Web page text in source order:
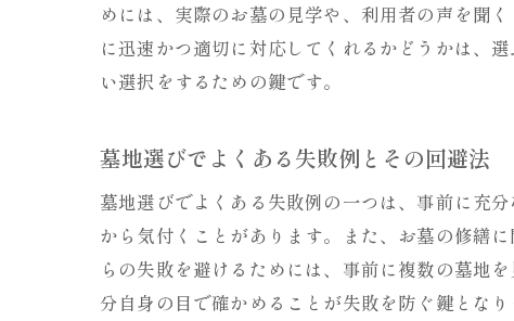
めには、実際のお墓の見学や、利用者の声を聞
に迅速かつ適切に対応してくれるかどうかは、
い選択をするための鍵です。
墓地選びでよくある失敗例とその回避法
墓地選びでよくある失敗例の一つは、事前に充
から気付くことがあります。また、お墓の修繕
らの失敗を避けるためには、事前に複数の墓地
分自身の目で確かめることが失敗を防ぐ鍵となり